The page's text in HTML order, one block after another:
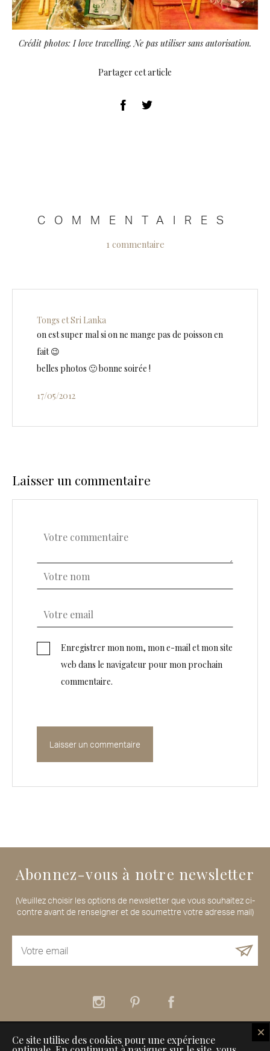
Crédit photos: I love travelling. Ne pas utiliser sans autorisation.
Partager cet article
COMMENTAIRES
1 commentaire
Tongs et Sri Lanka
on est super mal si on ne mange pas de poisson en
fait 😉
belles photos 🙂 bonne soirée !
17/05/2012
Laisser un commentaire
Enregistrer mon nom, mon e-mail et mon site
web dans le navigateur pour mon prochain
commentaire.
Abonnez-vous à notre newsletter
(Veuillez choisir les options de newsletter que vous souhaitez ci-
contre avant de renseigner et de soumettre votre adresse mail)
À propos Nos services
Nos Maisons de Voyageurs
Ce site utilise des cookies pour une expérience